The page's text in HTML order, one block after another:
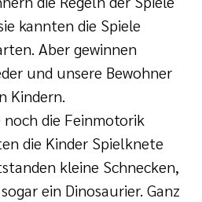
kannten die Spiele
Aber gewinnen
und unsere Bewohner
Kindern.
die Feinmotorik
die Kinder Spielknete
kleine Schnecken,
ein Dinosaurier. Ganz